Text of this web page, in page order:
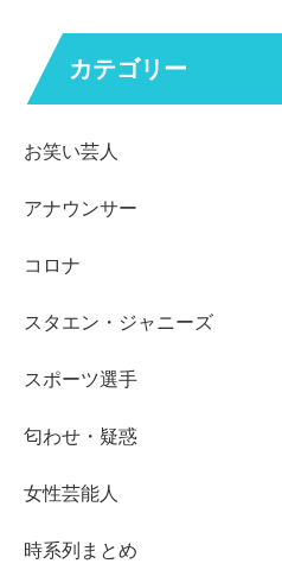
カテゴリー
お笑い芸人
アナウンサー
コロナ
スタエン・ジャニーズ
スポーツ選手
匂わせ・疑惑
女性芸能人
時系列まとめ